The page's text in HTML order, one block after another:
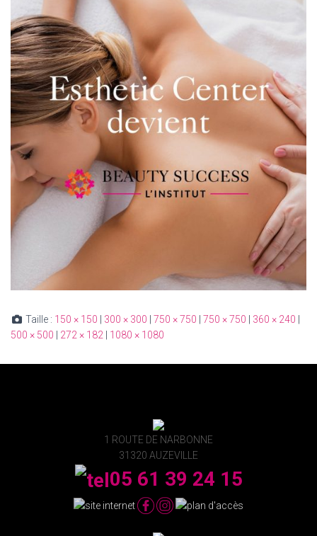
Taille : 150 × 150 300 × 300 750 × 750 750 × 750 360 × 240
500 × 500
272 × 182 1080 × 1080
1 ROUTE DE NARBONNE
31320 AUZEVILLE
05 61 39 24 15